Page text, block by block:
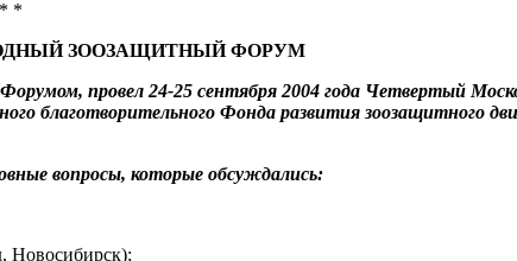
*
ЗООЗАЩИТНЫЙ ФОРУМ
провел 24-25 сентября 2004 года Четвертый
благотворительного Фонда развития зоозащитного
вопросы, которые обсуждались:
Новосибирск);